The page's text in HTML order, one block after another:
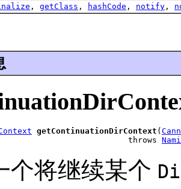
, getClass , hashCode , notify ,
getContinuationDirContext (
throws
个将继续某个